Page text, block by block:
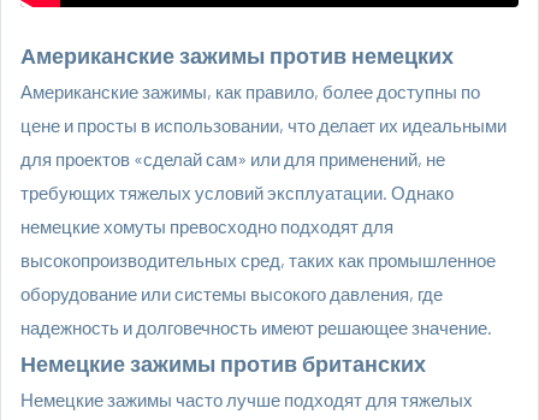
Американские зажимы против немецких
Американские зажимы, как правило, более доступны по
цене и просты в использовании, что делает их идеальными
для проектов «сделай сам» или для применений, не
требующих тяжелых условий эксплуатации. Однако
немецкие хомуты превосходно подходят для
высокопроизводительных сред, таких как промышленное
оборудование или системы высокого давления, где
надежность и долговечность имеют решающее значение.
Немецкие зажимы против британских
Немецкие зажимы часто лучше подходят для тяжелых